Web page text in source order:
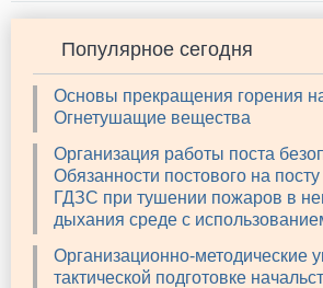
Популярное сегодня
Основы прекращения горения
Огнетушащие вещества
Организация работы поста
Обязанности постового на
ГДЗС при тушении пожаров в
дыхания среде с
Организационно-методические
тактической подготовке